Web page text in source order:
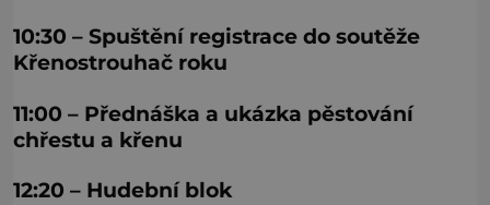
10:30 – Spuštění registrace do soutěže
Křenostrouhač roku
11:00 – Přednáška a ukázka pěstování
chřestu a křenu
12:20 – Hudební blok